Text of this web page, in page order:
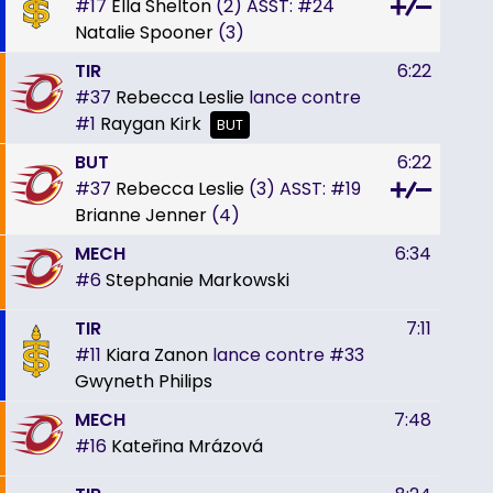
#17 Ella Shelton (2) ASST: #24
Natalie Spooner (3)
TIR
#37 Rebecca Leslie lance contre
#1 Raygan Kirk BUT
6:22
BUT
#37 Rebecca Leslie (3) ASST: #19
Brianne Jenner (4)
6:22
MECH
#6Stephanie Markowski
6:34
TIR
#11 Kiara Zanon lance contre #33
Gwyneth Philips
7:11
MECH
#16 Kateřina Mrázová
7:48